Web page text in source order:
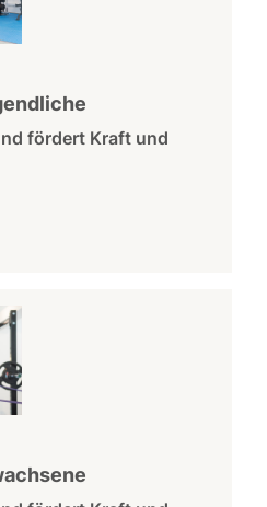
fördert Kraft und